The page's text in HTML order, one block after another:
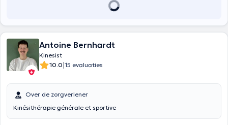
Antoine Bernhardt
Kinesist
10.0|15 evaluaties
Over de zorgverlener
Kinésithérapie générale et sportive